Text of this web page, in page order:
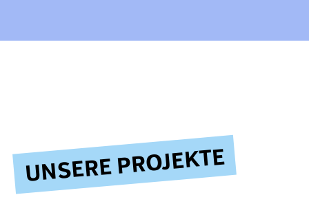
UNSERE PROJEKTE